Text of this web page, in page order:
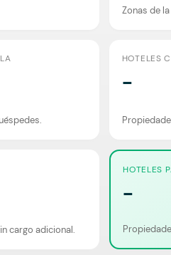
Zonas de
HOTELES
-
cargo adicional.
HOTELES
-